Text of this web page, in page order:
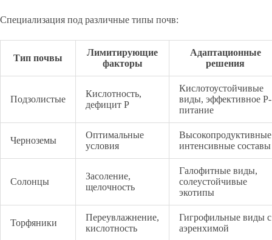
Специализация под различные типы почв:
Тип почвы
Лимитирующие
факторы
Адаптационные
решения
Подзолистые
Кислотность,
дефицит P
Кислотоустойчивые
виды, эффективное P-
питание
Черноземы
Оптимальные
условия
Высокопродуктивные
интенсивные составы
Солонцы
Засоление,
щелочность
Галофитные виды,
солеустойчивые
экотипы
Торфяники
Переувлажнение,
кислотность
Гигрофильные виды с
аэренхимой